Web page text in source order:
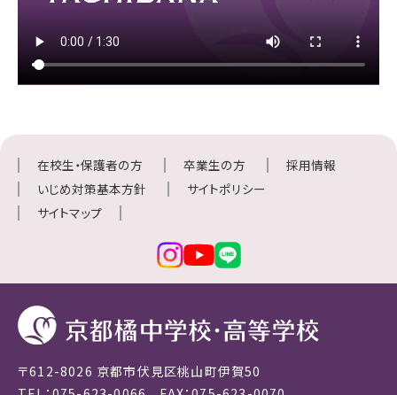
在校生・保護者の方 卒業生の方
採用情報
いじめ対策基本方針
サイトポリシー
サイトマップ
〒612-8026 京都市伏見区桃山町伊賀50